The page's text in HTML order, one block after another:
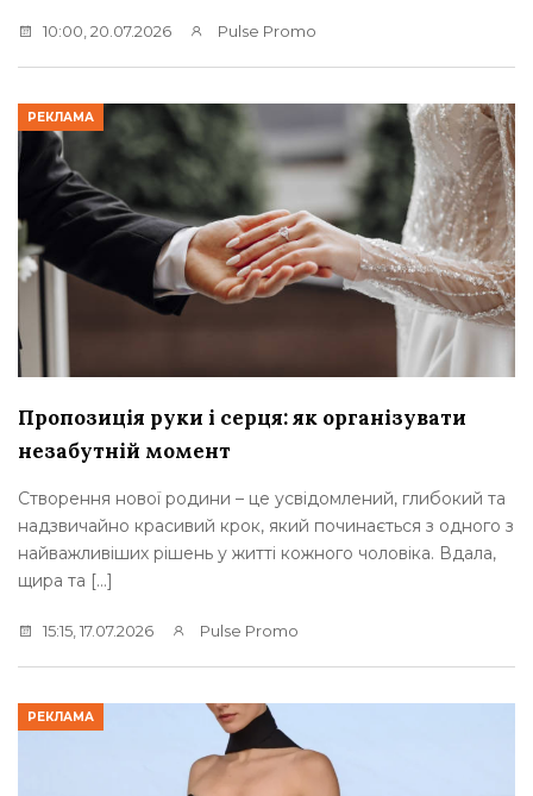
10:00, 20.07.2026 Pulse Promo
РЕКЛАМА
Пропозиція руки і серця: як організувати
незабутній момент
Створення нової родини – це усвідомлений, глибокий та
надзвичайно красивий крок, який починається з одного з
найважливіших рішень у житті кожного чоловіка. Вдала,
щира та […]
15:15, 17.07.2026 Pulse Promo
РЕКЛАМА